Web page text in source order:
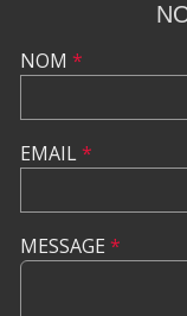
NOM *
EMAIL*
MESSAGE *